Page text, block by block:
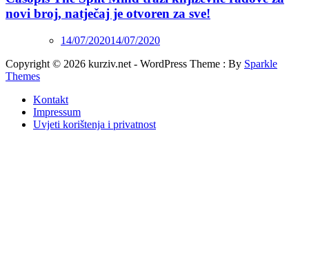
novi broj, natječaj je otvoren za sve!
14/07/202014/07/2020
Copyright © 2026 kurziv.net - WordPress Theme : By Sparkle
Themes
Kontakt
Impressum
Uvjeti korištenja i privatnost